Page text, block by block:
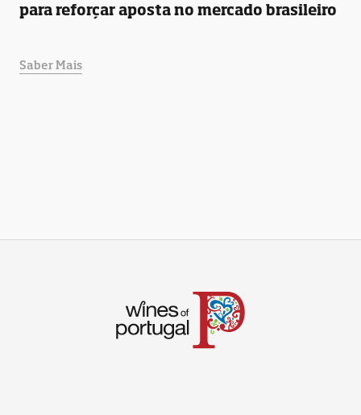
para reforçar aposta no mercado brasileiro
Saber Mais